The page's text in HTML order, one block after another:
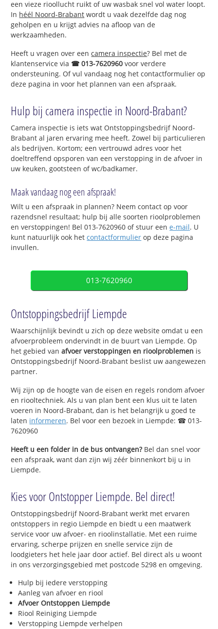
een vieze rioollucht ruikt of uw wasbak snel vol water loopt.
In héél Noord-Brabant wordt u vaak dezelfde dag nog
geholpen en u krijgt advies na afloop van de
werkzaamheden.
Heeft u vragen over eencamera inspectie? Bel met de
klantenservice via ☎ 013-7620960 voor verdere
ondersteuning. Of vul vandaag nog het contactformulier op
deze pagina in voor het plannen van een afspraak.
Hulp bij camera inspectie in Noord-Brabant?
Camera inspectie is iets wat Ontstoppingsbedrijf Noord-
Brabant al jaren ervaring mee heeft. Zowel bij particulieren
als bedrijven. Kortom; een vertrouwd adres voor het
doeltreffend opsporen van een verstopping in de afvoer in
uw keuken, gootsteen of wc/badkamer.
Maak vandaag nog een afspraak!
Wilt u een afspraak in plannen? Neem contact op voor
razendsnel resultaat; hulp bij alle soorten rioolproblemen
en verstoppingen! Bel 013-7620960 of stuur eene-mail. U
kunt natuurlijk ook hetcontactformulier op deze pagina
invullen.
013-7620960
Ontstoppingsbedrijf Liempde
Waarschijnlijk bevindt u zich op deze website omdat u een
afvoerprobleem ondervindt in de buurt van Liempde. Op
het gebied vanafvoer verstoppingen en rioolproblemen is
Ontstoppingsbedrijf Noord-Brabant beslist uw aangewezen
partner.
Wij zijn op de hoogte van de eisen en regels rondom afvoer
en riooltechniek. Als u van plan bent een klus uit te laten
voeren in Noord-Brabant, dan is het belangrijk u goed te
laten informeren. Bel voor een bezoek in Liempde: ☎ 013-
7620960
Heeft u een folder in de bus ontvangen?Bel dan snel voor
een afspraak, want dan zijn wij zéér binnenkort bij u in
Liempde.
Kies voor Ontstopper Liempde. Bel direct!
Ontstoppingsbedrijf Noord-Brabant werkt met ervaren
ontstoppers in regio Liempde en biedt u een maatwerk
service voor uw afvoer- en rioolinstallatie. Met een ruime
ervaring, scherpe prijzen en snelle service zijn de
loodgieters het hele jaar door actief. Bel direct als u woont
in ons verzorgingsgebied met postcode 5298 en omgeving.
Hulp bij iedere verstopping
Aanleg van afvoer en riool
Afvoer Ontstoppen Liempde
Riool Reiniging Liempde
Verstopping Liempde verhelpen